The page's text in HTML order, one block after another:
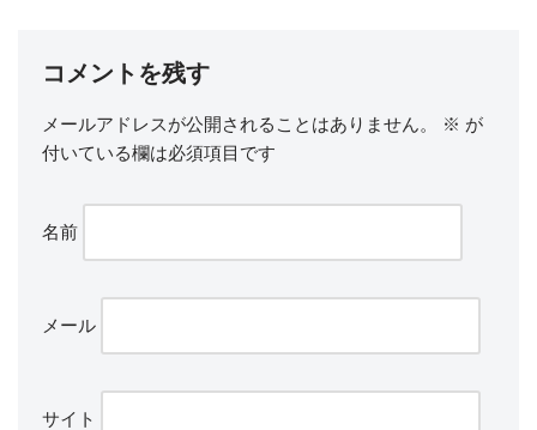
コメントを残す
メールアドレスが公開されることはありません。 ※ が
付いている欄は必須項目です
名前
メール
サイト